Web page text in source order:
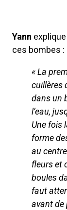
Yann
ces bombes :
« La
cuillères
dans un
l’eau,
Une fois
forme
au
fleurs et
boules
faut
avant de